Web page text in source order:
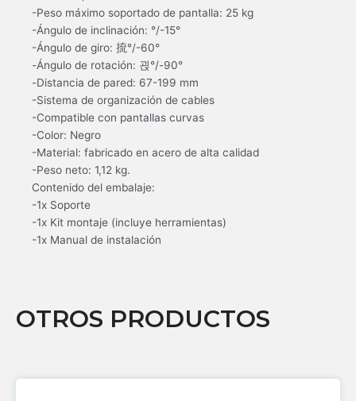
-Peso máximo soportado de pantalla: 25 kg
-Ángulo de inclinación: °/-15°
-Ángulo de giro: 㧧°/-60°
-Ángulo de rotación: 괹°/-90°
-Distancia de pared: 67-199 mm
-Sistema de organización de cables
-Compatible con pantallas curvas
-Color: Negro
-Material: fabricado en acero de alta calidad
-Peso neto: 1,12 kg.
Contenido del embalaje:
-1x Soporte
-1x Kit montaje (incluye herramientas)
-1x Manual de instalación
OTROS PRODUCTOS